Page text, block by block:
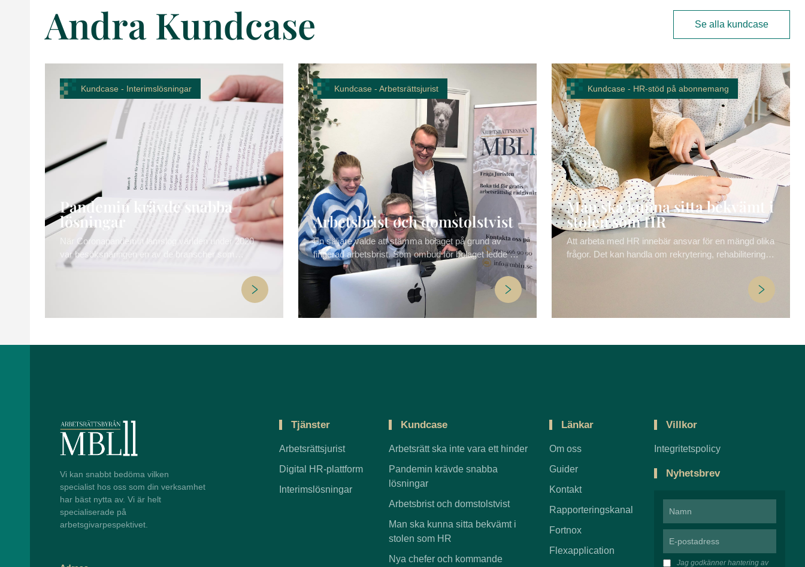
Andra Kundcase Se alla kundcase
Kundcase - Interimslösningar
Pandemin krävde snabba
lösningar
När Coronapandemin lamslog världen under 2020
var besöksnäringen en av de branscher som
drabbades hårdast. Detta innebar att
besöksnäringens arbetsgivarorganisation överöstes
med frågor från förtvivlade chefer inom hotell och
Kundcase - Arbetsrättsjurist
Arbetsbrist och domstolstvist
En säljare valde att stämma bolaget på grund av
fingerad arbetsbrist. Som ombud för bolaget ledde vi
vår klient genom processen både i tingsrätten och
Arbetsdomstolen. Ärendet slutade med vinst för
bolaget i Arbetsdomstolen, AD 2020 nr 2.
Kundcase - HR-stöd på abonnemang
Man ska kunna sitta bekvämt i
stolen som HR
Att arbeta med HR innebär ansvar för en mängd olika
frågor. Det kan handla om rekrytering, rehabilitering,
och pension, arbeta med välmående, stötta chefer,
konflikthantering, kommunikation och chefsstöd samt
Vi kan snabbt bedöma vilken
specialist hos oss som din verksamhet
har bäst nytta av. Vi är helt
specialiserade på
arbetsgivarpespektivet.
Tjänster
Arbetsrättsjurist
Digital HR-plattform
Interimslösningar
Kundcase
Arbetsrätt ska inte vara ett hinder
Pandemin krävde snabba
lösningar
Arbetsbrist och domstolstvist
Man ska kunna sitta bekvämt i
stolen som HR
Nya chefer och kommande
Länkar
Om oss
Guider
Kontakt
Rapporteringskanal
Fortnox
Flexapplication
Villkor
Integritetspolicy
Nyhetsbrev
Jag godkänner hantering av